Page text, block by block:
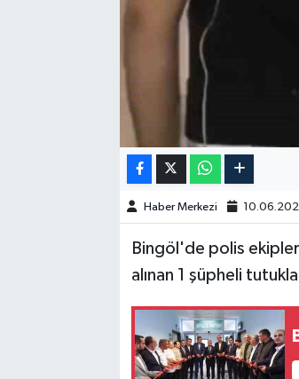
Haber Merkezi
Bingöl'de polis
alınan 1 şüpheli
ÖZEL HABER